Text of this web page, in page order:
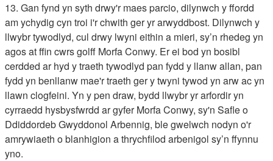
13. Gan fynd yn syth drwy'r maes parcio, dilynwch y ffordd
am ychydig cyn troi i'r chwith ger yr arwyddbost. Dilynwch y
llwybr tywodlyd, cul drwy lwyni eithin a mieri, sy’n rhedeg yn
agos at ffin cwrs golff Morfa Conwy. Er ei bod yn bosibl
cerdded ar hyd y traeth tywodlyd pan fydd y llanw allan, pan
fydd yn benllanw mae'r traeth ger y twyni tywod yn arw ac yn
llawn clogfeini. Yn y pen draw, bydd llwybr yr arfordir yn
cyrraedd hysbysfwrdd ar gyfer Morfa Conwy, sy'n Safle o
Ddiddordeb Gwyddonol Arbennig, ble gwelwch nodyn o'r
amrywiaeth o blanhigion a thrychfilod arbenigol sy’n ffynnu
yno.